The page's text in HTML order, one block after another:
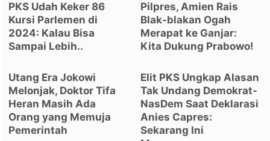
PKS Udah Keker 86
Kursi Parlemen di
2024: Kalau Bisa
Sampai Lebih..
Pilpres, Amien Rais
Blak-blakan Ogah
Merapat ke Ganjar:
Kita Dukung Prabowo!
Utang Era Jokowi
Melonjak, Doktor Tifa
Heran Masih Ada
Orang yang Memuja
Pemerintah
Elit PKS Ungkap Alasan
Tak Undang Demokrat-
NasDem Saat Deklarasi
Anies Capres:
Sekarang Ini